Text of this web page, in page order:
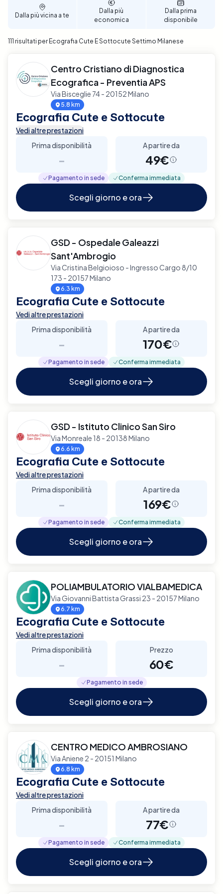
diagnostica di alta qualità con Elty.
Dalla più vicina a te
Dalla più
economica
Dalla prima
disponibile
111 risultati per Ecografia Cute E Sottocute Settimo Milanese
Centro Cristiano di Diagnostica
Ecografica - Preventia APS
Via Bisceglie 74 - 20152 Milano
5.8 km
Ecografia Cute e Sottocute
Vedi altre prestazioni
Prima disponibilità
-
A partire da
49€
Pagamento in sede Conferma immediata
Scegli giorno e ora
GSD - Ospedale Galeazzi
Sant'Ambrogio
Via Cristina Belgioioso - Ingresso Cargo 8/10
173 - 20157 Milano
6.3 km
Ecografia Cute e Sottocute
Vedi altre prestazioni
Prima disponibilità
-
A partire da
170€
Pagamento in sede Conferma immediata
Scegli giorno e ora
GSD - Istituto Clinico San Siro
Via Monreale 18 - 20138 Milano
6.6 km
Ecografia Cute e Sottocute
Vedi altre prestazioni
Prima disponibilità
-
A partire da
169€
Pagamento in sede Conferma immediata
Scegli giorno e ora
POLIAMBULATORIO VIALBAMEDICA
Via Giovanni Battista Grassi 23 - 20157 Milano
6.7 km
Ecografia Cute e Sottocute
Vedi altre prestazioni
Prima disponibilità
-
Prezzo
60€
Pagamento in sede
Scegli giorno e ora
CENTRO MEDICO AMBROSIANO
Via Aniene 2 - 20151 Milano
6.8 km
Ecografia Cute e Sottocute
Vedi altre prestazioni
Prima disponibilità
-
A partire da
77€
Pagamento in sede Conferma immediata
Scegli giorno e ora